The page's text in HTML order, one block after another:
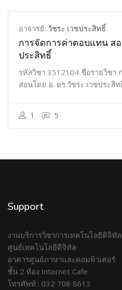
อาจารย์: วัชระ เวชประสิทธิ์
การจัดการค่าตอบแทน ส
ประสิทธิ์
รหัสวิชา 3512104 ชื่อรายวิชา
สอนโดย อ. ดร.วัชระ เวชประสิท
1 5
Support
งานบริการวิชาการเทคโนโลยีดิจิทัล
ศูนย์เทคโนโลยีดิจิทัล
อาคารศูนย์ภาษาและคอมพิวเตอร์
ชั้น 2 ห้อง Internet Cafe
โทรศัพท์ : 032 708 8613